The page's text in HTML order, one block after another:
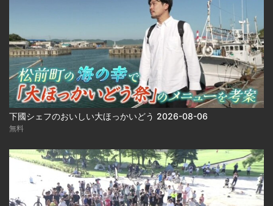
下國シェフのおいしい大ほっかいどう 2026-08-06
無料